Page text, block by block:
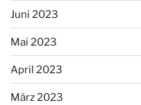
Juni 2023
Mai 2023
April 2023
März 2023